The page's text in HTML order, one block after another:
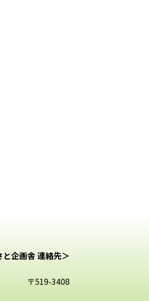
と企画舎 連絡先＞
〒519-3408